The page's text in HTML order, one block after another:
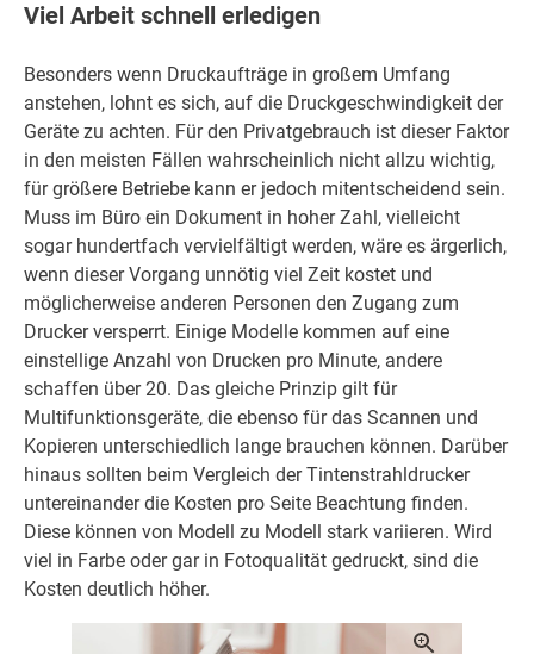
Viel Arbeit schnell erledigen
Besonders wenn Druckaufträge in großem Umfang
anstehen, lohnt es sich, auf die Druckgeschwindigkeit der
Geräte zu achten. Für den Privatgebrauch ist dieser Faktor
in den meisten Fällen wahrscheinlich nicht allzu wichtig,
für größere Betriebe kann er jedoch mitentscheidend sein.
Muss im Büro ein Dokument in hoher Zahl, vielleicht
sogar hundertfach vervielfältigt werden, wäre es ärgerlich,
wenn dieser Vorgang unnötig viel Zeit kostet und
möglicherweise anderen Personen den Zugang zum
Drucker versperrt. Einige Modelle kommen auf eine
einstellige Anzahl von Drucken pro Minute, andere
schaffen über 20. Das gleiche Prinzip gilt für
Multifunktionsgeräte, die ebenso für das Scannen und
Kopieren unterschiedlich lange brauchen können. Darüber
hinaus sollten beim Vergleich der Tintenstrahldrucker
untereinander die Kosten pro Seite Beachtung finden.
Diese können von Modell zu Modell stark variieren. Wird
viel in Farbe oder gar in Fotoqualität gedruckt, sind die
Kosten deutlich höher.